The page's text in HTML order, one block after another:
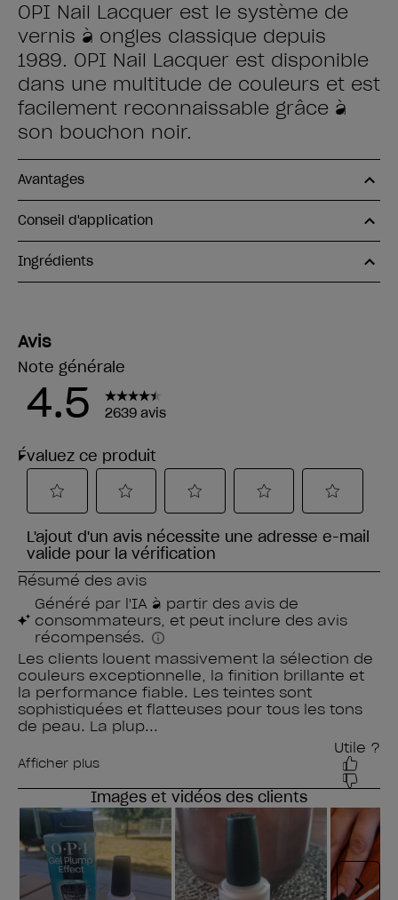
OPI Nail Lacquer est le système de
vernis à ongles classique depuis
1989. OPI Nail Lacquer est disponible
dans une multitude de couleurs et est
facilement reconnaissable grâce à
son bouchon noir.
Avantages
Conseil d'application
Ingrédients